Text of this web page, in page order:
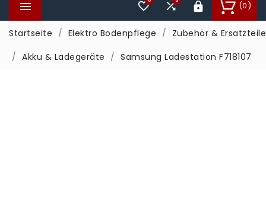
 (0)



Startseite Elektro Bodenpflege
Zubehör & Ersatzteile
Akku & Ladegeräte
Samsung Ladestation F718107